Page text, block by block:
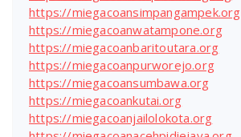
https://miegacoansimpangampek.org
https://miegacoanwatampone.org
https://miegacoanbaritoutara.org
https://miegacoanpurworejo.org
https://miegacoansumbawa.org
https://miegacoankutai.org
https://miegacoanjailolokota.org